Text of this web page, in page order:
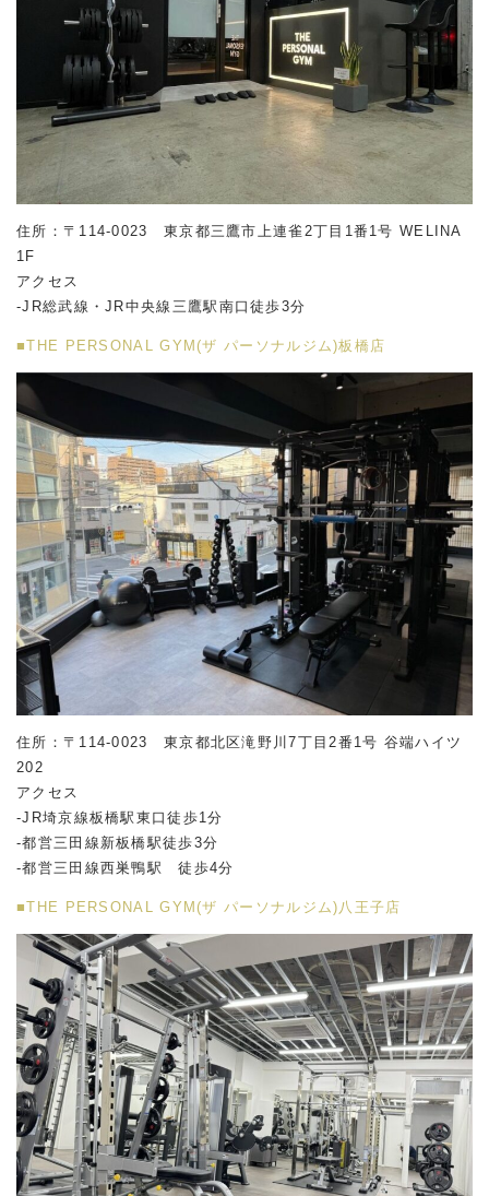
住所：〒114-0023 東京都三鷹市上連雀2丁目1番1号 WELINA
1F
アクセス
-JR総武線・JR中央線三鷹駅南口徒歩3分
■THE PERSONAL GYM(ザ パーソナルジム)板橋店
住所：〒114-0023 東京都北区滝野川7丁目2番1号 谷端ハイツ
202
アクセス
-JR埼京線板橋駅東口徒歩1分
-都営三田線新板橋駅徒歩3分
-都営三田線西巣鴨駅 徒歩4分
■THE PERSONAL GYM(ザ パーソナルジム)八王子店